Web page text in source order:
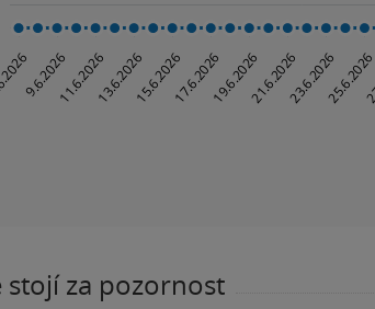
stojí za pozornost